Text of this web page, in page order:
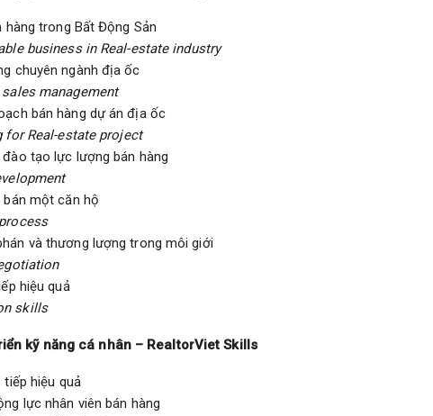
hàng trong Bất Động Sản
business in Real-estate industry
chuyên ngành địa ốc
management
bán hàng dự án địa ốc
for Real-estate project
đào tạo lực lượng bán hàng
bán một căn hộ
và thương lượng trong môi giới
hiệu quả
skills
kỹ năng cá nhân – RealtorViet Skills
tiếp hiệu quả
lực nhân viên bán hàng